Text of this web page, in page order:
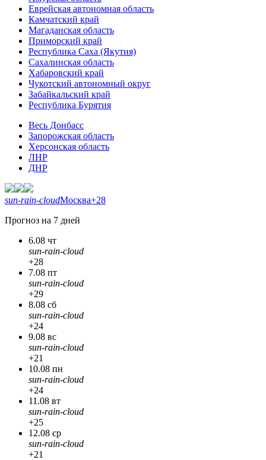
Еврейская автономная область
Камчатский край
Магаданская область
Приморский край
Республика Саха (Якутия)
Сахалинская область
Хабаровский край
Чукотский автономный округ
Забайкальский край
Республика Бурятия
Весь Донбасс
Запорожская область
Херсонская область
ЛНР
ДНР
sun-rain-cloudМосква+28
Прогноз на 7 дней
6.08 чт
sun-rain-cloud
+28
7.08 пт
sun-rain-cloud
+29
8.08 сб
sun-rain-cloud
+24
9.08 вс
sun-rain-cloud
+21
10.08 пн
sun-rain-cloud
+24
11.08 вт
sun-rain-cloud
+25
12.08 ср
sun-rain-cloud
+21